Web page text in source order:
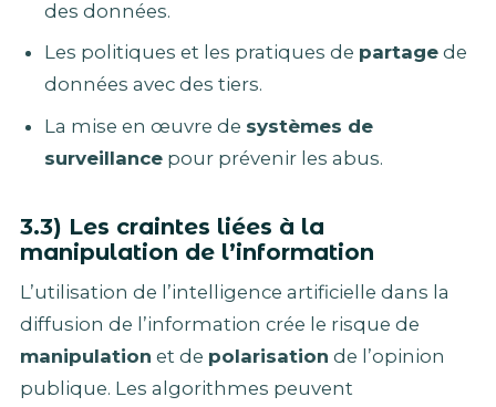
des données.
Les politiques et les pratiques de partagede
données avec des tiers.
La mise en œuvre de systèmes de
surveillancepour prévenir les abus.
3.3) Les craintes liées à la
manipulation de l’information
L’utilisation de l’intelligence artificielle dans la
diffusion de l’information crée le risque de
manipulation et de polarisation de l’opinion
publique. Les algorithmes peuvent